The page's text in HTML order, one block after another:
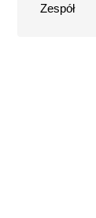
Zespół